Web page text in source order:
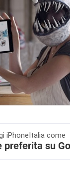
iPhoneItalia come
preferita su